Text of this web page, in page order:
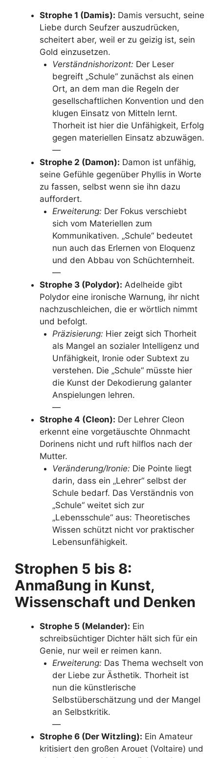
Strophe 1 (Damis): Damis versucht, seine
Liebe durch Seufzer auszudrücken,
scheitert aber, weil er zu geizig ist, sein
Gold einzusetzen.
Verständnishorizont: Der Leser
begreift „Schule“ zunächst als einen
Ort, an dem man die Regeln der
gesellschaftlichen Konvention und den
klugen Einsatz von Mitteln lernt.
Thorheit ist hier die Unfähigkeit, Erfolg
gegen materiellen Einsatz abzuwägen.
—
Strophe 2 (Damon): Damon ist unfähig,
seine Gefühle gegenüber Phyllis in Worte
zu fassen, selbst wenn sie ihn dazu
auffordert.
Erweiterung: Der Fokus verschiebt
sich vom Materiellen zum
Kommunikativen. „Schule“ bedeutet
nun auch das Erlernen von Eloquenz
und den Abbau von Schüchternheit.
—
Strophe 3 (Polydor): Adelheide gibt
Polydor eine ironische Warnung, ihr nicht
nachzuschleichen, die er wörtlich nimmt
und befolgt.
Präzisierung: Hier zeigt sich Thorheit
als Mangel an sozialer Intelligenz und
Unfähigkeit, Ironie oder Subtext zu
verstehen. Die „Schule“ müsste hier
die Kunst der Dekodierung galanter
Anspielungen lehren.
—
Strophe 4 (Cleon): Der Lehrer Cleon
erkennt eine vorgetäuschte Ohnmacht
Dorinens nicht und ruft hilflos nach der
Mutter.
Veränderung/Ironie: Die Pointe liegt
darin, dass ein „Lehrer“ selbst der
Schule bedarf. Das Verständnis von
„Schule“ weitet sich zur
„Lebensschule“ aus: Theoretisches
Wissen schützt nicht vor praktischer
Lebensunfähigkeit.
Strophen 5 bis 8:
Anmaßung in Kunst,
Wissenschaft und Denken
Strophe 5 (Melander): Ein
schreibsüchtiger Dichter hält sich für ein
Genie, nur weil er reimen kann.
Erweiterung: Das Thema wechselt von
der Liebe zur Ästhetik. Thorheit ist
nun die künstlerische
Selbstüberschätzung und der Mangel
an Selbstkritik.
—
Strophe 6 (Der Witzling): Ein Amateur
kritisiert den großen Arouet (Voltaire) und